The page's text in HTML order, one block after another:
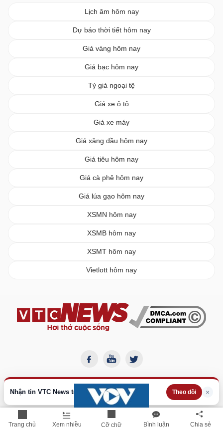
Trang chủ Xem nhiều Cỡ chữ Bình luận Chia sẻ
Nhận tin VTC News trên Google Theo dõi ×
Lịch âm hôm nay
Dự báo thời tiết hôm nay
Giá vàng hôm nay
Giá bạc hôm nay
Tỷ giá ngoại tệ
Giá xe ô tô
Giá xe máy
Giá xăng dầu hôm nay
Giá tiêu hôm nay
Giá cà phê hôm nay
Giá lúa gạo hôm nay
XSMN hôm nay
XSMB hôm nay
XSMT hôm nay
Vietlott hôm nay
BÁO ĐIỆN TỬ VTC NEWS